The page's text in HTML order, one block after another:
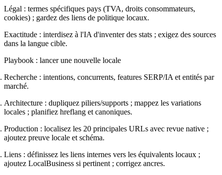
Légal : termes spécifiques pays (TVA, droits consommateurs,
cookies) ; gardez des liens de politique locaux.
Exactitude : interdisez à l'IA d'inventer des stats ; exigez des sources
dans la langue cible.
Playbook : lancer une nouvelle locale
Recherche : intentions, concurrents, features SERP/IA et entités par
marché.
Architecture : dupliquez piliers/supports ; mappez les variations
locales ; planifiez hreflang et canoniques.
Production : localisez les 20 principales URLs avec revue native ;
ajoutez preuve locale et schéma.
Liens : définissez les liens internes vers les équivalents locaux ;
ajoutez LocalBusiness si pertinent ; corrigez ancres.